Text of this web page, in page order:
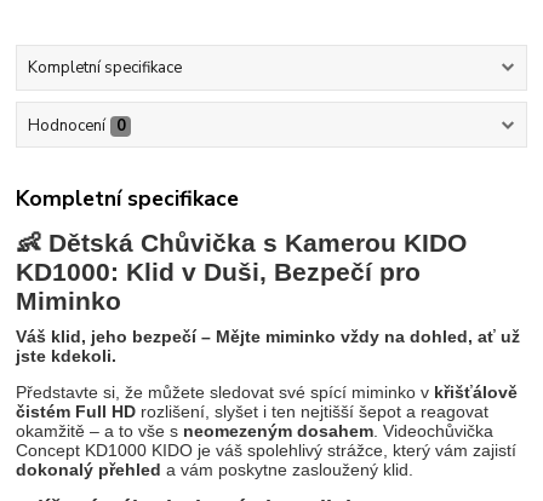
Kompletní specifikace
Hodnocení 0
Kompletní specifikace
👶 Dětská Chůvička s Kamerou KIDO
KD1000: Klid v Duši, Bezpečí pro
Miminko
Váš klid, jeho bezpečí – Mějte miminko vždy na dohled, ať už
jste kdekoli.
Představte si, že můžete sledovat své spící miminko v křišťálově
čistém Full HD rozlišení, slyšet i ten nejtišší šepot a reagovat
okamžitě – a to vše s neomezeným dosahem . Videochůvička
Concept KD1000 KIDO je váš spolehlivý strážce, který vám zajistí
dokonalý přehled a vám poskytne zasloužený klid.